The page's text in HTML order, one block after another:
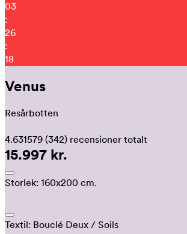
03
:
26
:
13
Venus
Resårbotten
4.631579 (342) recensioner totalt
15.997 kr.
Storlek: 160x200 cm.
Textil: Bouclé Deux / Soils